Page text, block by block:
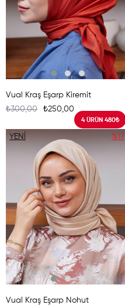
Vual Kraş Eşarp Kiremit
₺250,00
₺300,00
4 ÜRÜN 480₺
Vual Kraş Eşarp Nohut
%17
YENI